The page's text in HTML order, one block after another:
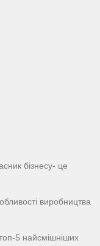
бізнесу- це
виробництва
5 найсмішніших